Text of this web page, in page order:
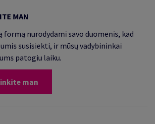
MAN
formą nurodydami savo duomenis, kad
susisiekti, ir mūsų vadybininkai
patogiu laiku.
man